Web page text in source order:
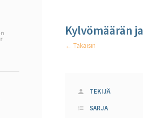
Kylvömäärän
← Takaisin
TEKIJÄ
SARJA